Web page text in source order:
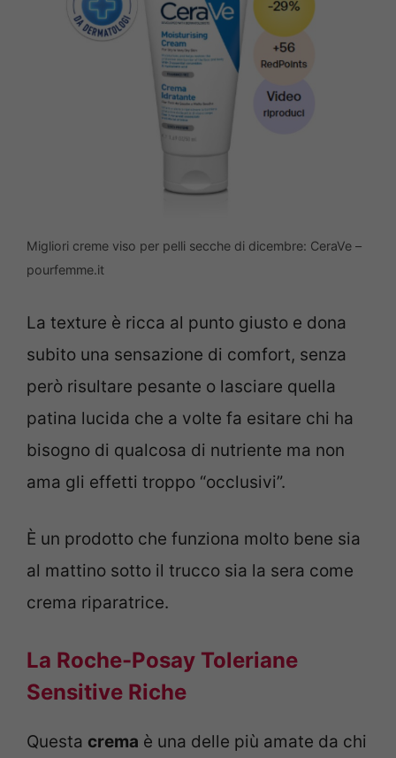
Migliori creme viso per pelli secche di dicembre: CeraVe –
pourfemme.it
La texture è ricca al punto giusto e dona
subito una sensazione di comfort, senza
però risultare pesante o lasciare quella
patina lucida che a volte fa esitare chi ha
bisogno di qualcosa di nutriente ma non
ama gli effetti troppo “occlusivi”.
È un prodotto che funziona molto bene sia
al mattino sotto il trucco sia la sera come
crema riparatrice.
La Roche-Posay Toleriane
Sensitive Riche
Questa crema è una delle più amate da chi